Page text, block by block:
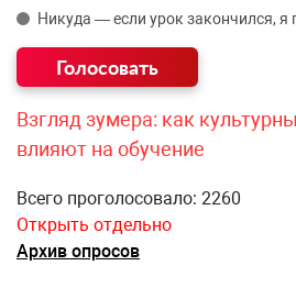
Никуда — если урок закончился,
Взгляд зумера: как
влияют на обучение
Всего проголосовало: 2260
Открыть отдельно
Архив опросов